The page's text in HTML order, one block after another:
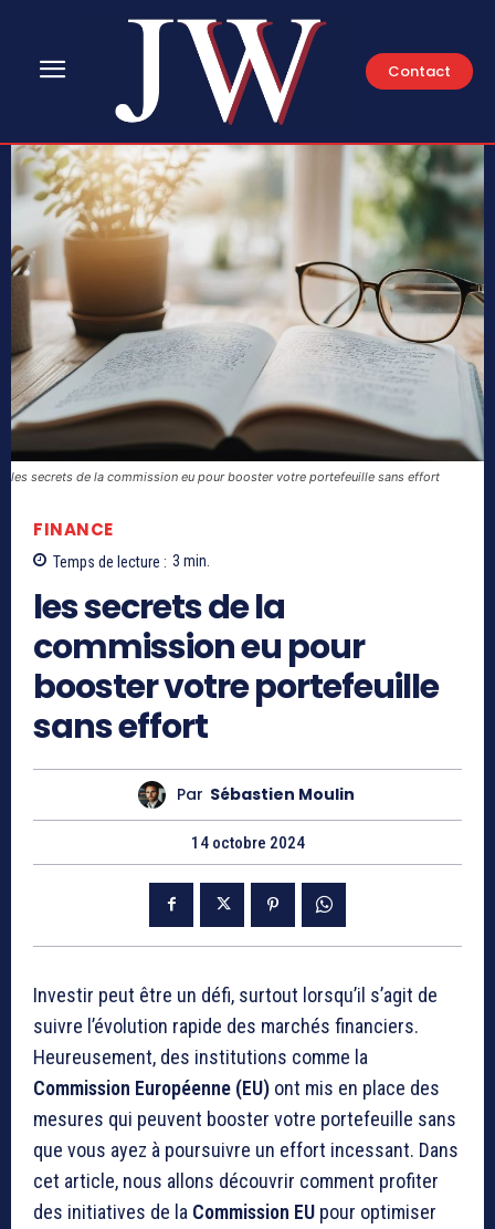
Contact
les secrets de la commission eu pour booster votre portefeuille sans effort
FINANCE
Temps de lecture : 3 min.
les secrets de la
commission eu pour
booster votre portefeuille
sans effort
Par Sébastien Moulin
14 octobre 2024
Investir peut être un défi, surtout lorsqu’il s’agit de
suivre l’évolution rapide des marchés financiers.
Heureusement, des institutions comme la
Commission Européenne (EU) ont mis en place des
mesures qui peuvent booster votre portefeuille sans
que vous ayez à poursuivre un effort incessant. Dans
cet article, nous allons découvrir comment profiter
des initiatives de la Commission EU pour optimiser